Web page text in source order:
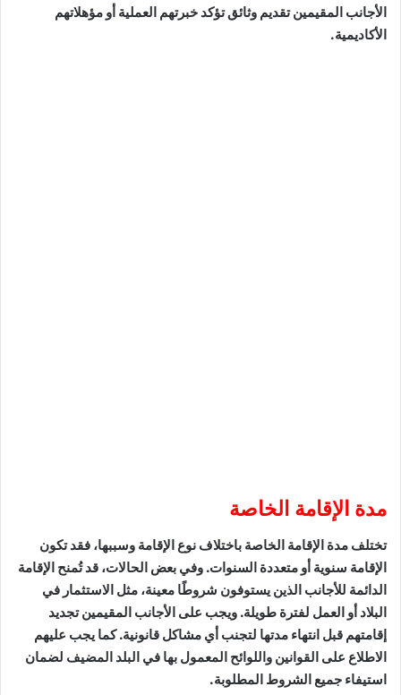
الأجانب المقيمين تقديم وثائق تؤكد خبرتهم العملية أو مؤهلاتهم
الأكاديمية.
مدة الإقامة الخاصة
تختلف مدة الإقامة الخاصة باختلاف نوع الإقامة وسببها، فقد تكون
الإقامة سنوية أو متعددة السنوات. وفي بعض الحالات، قد تُمنح الإقامة
الدائمة للأجانب الذين يستوفون شروطًا معينة، مثل الاستثمار في
البلاد أو العمل لفترة طويلة. ويجب على الأجانب المقيمين تجديد
إقامتهم قبل انتهاء مدتها لتجنب أي مشاكل قانونية. كما يجب عليهم
الاطلاع على القوانين واللوائح المعمول بها في البلد المضيف لضمان
استيفاء جميع الشروط المطلوبة.